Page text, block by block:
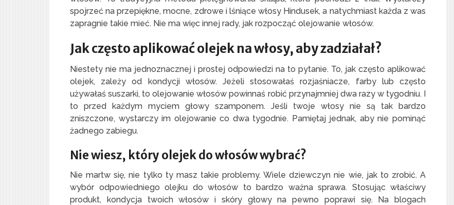
spojrzeć na przepiękne, mocne, zdrowe i lśniące włosy Hindusek, a natychmiast każda z was
zapragnie takie mieć. Nie ma więc innej rady, jak rozpocząć olejowanie włosów.
Jak często aplikować olejek na włosy, aby zadziałał?
Niestety nie ma jednoznacznej i prostej odpowiedzi na to pytanie. To, jak często aplikować
olejek, zależy od kondycji włosów. Jeżeli stosowałaś rozjaśniacze, farby lub często
używałaś suszarki, to olejowanie włosów powinnaś robić przynajmniej dwa razy w tygodniu. I
to przed każdym myciem głowy szamponem. Jeśli twoje włosy nie są tak bardzo
zniszczone, wystarczy im olejowanie co dwa tygodnie. Pamiętaj jednak, aby nie pominąć
żadnego zabiegu.
Nie wiesz, który olejek do włosów wybrać?
Nie martw się, nie tylko ty masz takie problemy. Wiele dziewczyn nie wie, jak to zrobić. A
wybór odpowiedniego olejku do włosów to bardzo ważna sprawa. Stosując właściwy
produkt, kondycja twoich włosów i skóry głowy na pewno poprawi się. Na blogach